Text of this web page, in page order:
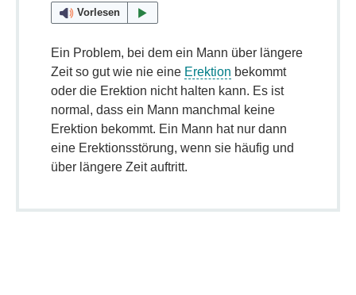
Vorlesen
Ein Problem, bei dem ein Mann über längere
Zeit so gut wie nie eine Erektion bekommt
oder die Erektion nicht halten kann. Es ist
normal, dass ein Mann manchmal keine
Erektion bekommt. Ein Mann hat nur dann
eine Erektionsstörung, wenn sie häufig und
über längere Zeit auftritt.